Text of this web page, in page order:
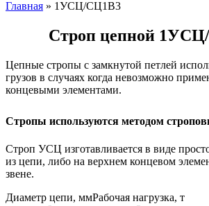
Главная » 1УСЦ/СЦ1В3
Строп цепной
Цепные стропы с замкнутой петлей
грузов в случаях когда невозможно
концевыми элементами.
Стропы используются методом
Строп УСЦ изготавливается в виде
из цепи, либо на верхнем концевом
звене.
Диаметр цепи, ммРабочая нагрузка, т